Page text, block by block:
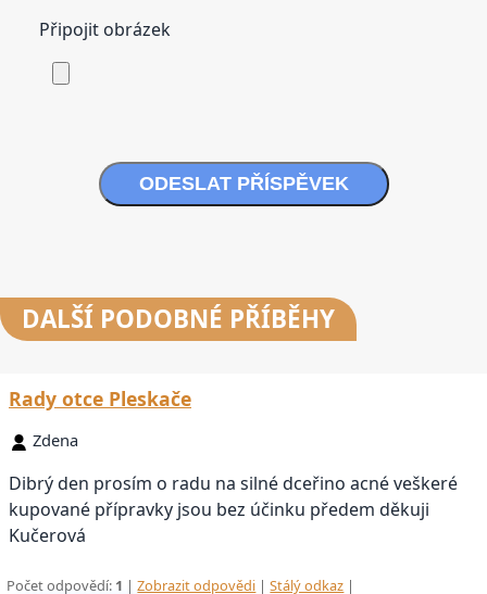
Připojit obrázek
ODESLAT PŘÍSPĚVEK
DALŠÍ PODOBNÉ PŘÍBĚHY
Rady otce Pleskače
Zdena
Dibrý den prosím o radu na silné dceřino acné veškeré
kupované přípravky jsou bez účinku předem děkuji
Kučerová
Počet odpovědí: 1 |Zobrazit odpovědi |Stálý odkaz |